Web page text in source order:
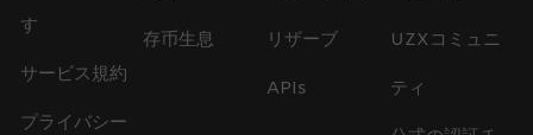
す
サービス規約
プライバシー
存币生息 リザーブ
APIs
UZXコミュニ
ティ